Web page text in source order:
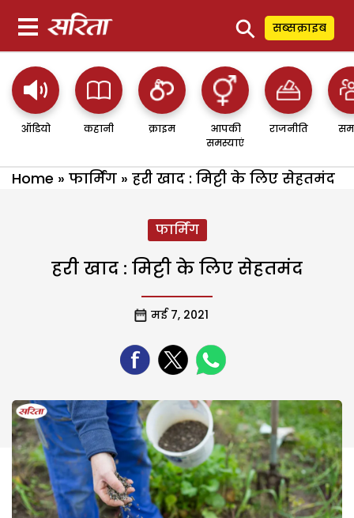
⚲ सब्सक्राइब
ऑडियो कहानी क्राइम
आपकी
समस्याएं
राजनीति
Home » फार्मिंग » हरी खाद : मिट्टी के लिए सेहतमंद
फार्मिंग
हरी खाद : मिट्टी के लिए सेहतमंद
मई 7, 2021